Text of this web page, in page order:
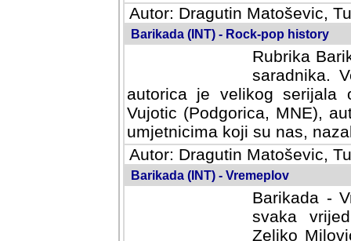
Autor: Dragutin Matoševic,
Barikada (INT) - Rock-pop history
Rubrika
saradnika.
autorica je velikog serijala
Vujotic (Podgorica, MNE),
umjetnicima koji su nas,
Autor: Dragutin Matoševic,
Barikada (INT) - Vremeplov
Barikada -
svaka
Milovic,